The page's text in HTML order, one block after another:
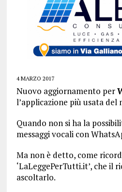
4 MARZO 2017
Nuovo aggiornamento per
l’applicazione più usata del
Quando non si ha la
messaggi vocali con
Ma non è detto, come
‘LaLeggePerTutti.it’, che il
ascoltarlo.